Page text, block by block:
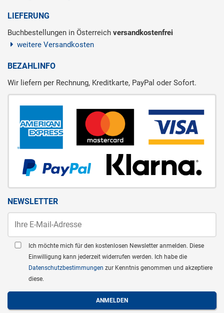
LIEFERUNG
Buchbestellungen in Österreich versandkostenfrei
weitere Versandkosten
BEZAHLINFO
Wir liefern per Rechnung, Kreditkarte, PayPal oder Sofort.
NEWSLETTER
Ich möchte mich für den kostenlosen Newsletter anmelden. Diese
Einwilligung kann jederzeit widerrufen werden. Ich habe die
Datenschutzbestimmungen zur Kenntnis genommen und akzeptiere
diese.